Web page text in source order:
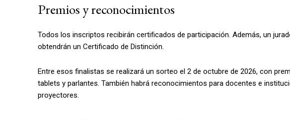
Premios y reconocimientos
Todos los inscriptos recibirán certificados de participación. Además, un
obtendrán un Certificado de Distinción.
Entre esos finalistas se realizará un sorteo el 2 de octubre de 2026, con
tablets y parlantes. También habrá reconocimientos para docentes e
proyectores.